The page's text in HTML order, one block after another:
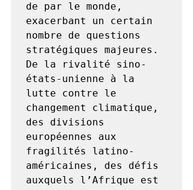
de par le monde,
exacerbant un certain
nombre de questions
stratégiques majeures.
De la rivalité sino-
états-unienne à la
lutte contre le
changement climatique,
des divisions
européennes aux
fragilités latino-
américaines, des défis
auxquels l’Afrique est